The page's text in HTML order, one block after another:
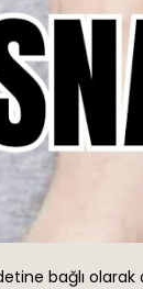
bağlı